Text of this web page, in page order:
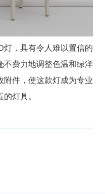
灯，具有令人难以置信的
不费力地调整色温和绿洋
附件，使这款灯成为专业
灯具。